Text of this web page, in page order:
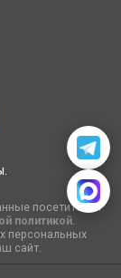
посетителей
политикой.
персональных
сайт.